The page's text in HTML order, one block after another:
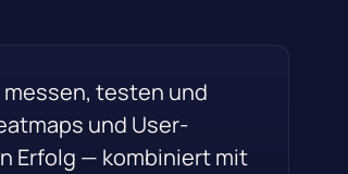
messen, testen und
und User-
Erfolg — kombiniert mit